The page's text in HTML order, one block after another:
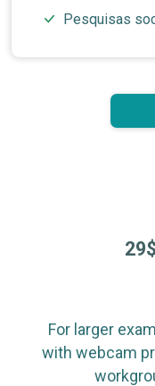
Pesquisas
29$
For larger
with webcam